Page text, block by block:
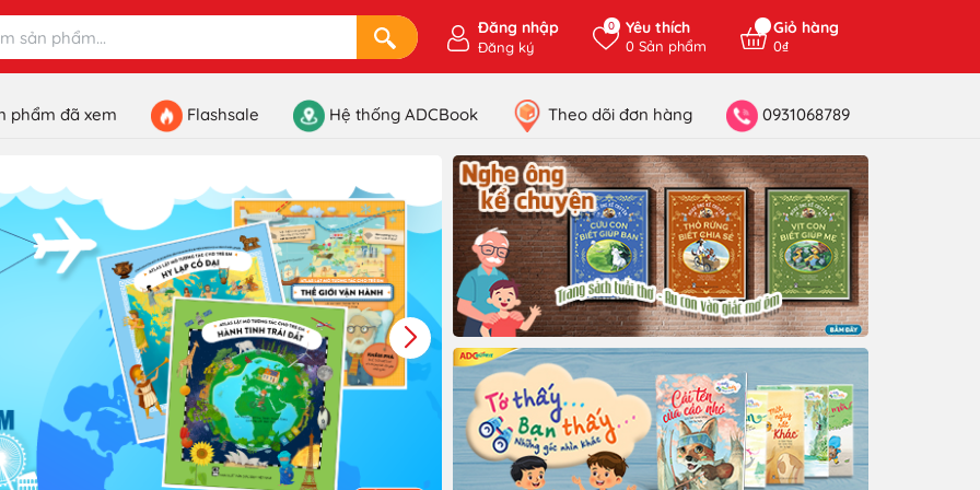
Đăng nhập
Đăng ký
0 Yêu thích
0Sản phẩm
Giỏ hàng
0₫
phẩm đã xem Flashsale Hệ thống ADCBook Theo dõi đơn hàng 0931068789